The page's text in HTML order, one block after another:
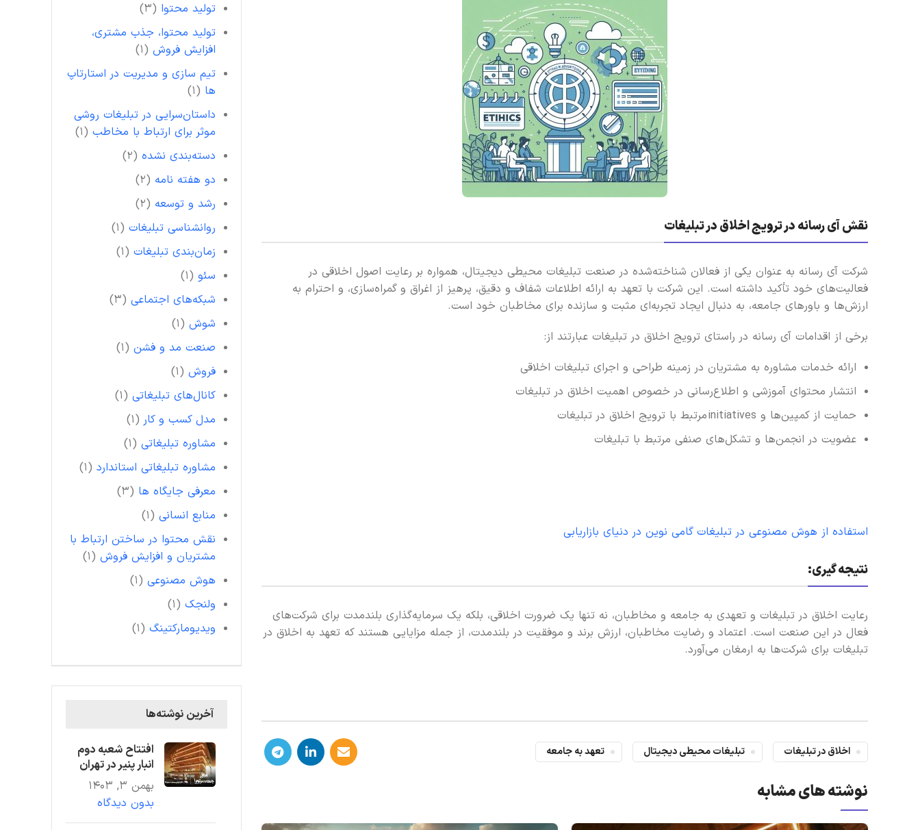
نقش آی رسانه در ترویج اخلاق در تبلیغات
شرکت آی رسانه به عنوان یکی از فعالان شناخته‌شده در صنعت تبلیغات محیطی دیجیتال، همواره بر رعایت اصول اخلاقی در
فعالیت‌های خود تأکید داشته است. این شرکت با تعهد به ارائه اطلاعات شفاف و دقیق، پرهیز از اغراق و گمراه‌سازی، و احترام به
ارزش‌ها و باورهای جامعه، به دنبال ایجاد تجربه‌ای مثبت و سازنده برای مخاطبان خود است.
برخی از اقدامات آی رسانه در راستای ترویج اخلاق در تبلیغات عبارتند از:
ارائه خدمات مشاوره به مشتریان در زمینه طراحی و اجرای تبلیغات اخلاقی
انتشار محتوای آموزشی و اطلاع‌رسانی در خصوص اهمیت اخلاق در تبلیغات
حمایت از کمپین‌ها و initiatives مرتبط با ترویج اخلاق در تبلیغات
عضویت در انجمن‌ها و تشکل‌های صنفی مرتبط با تبلیغات
استفاده از هوش مصنوعی در تبلیغات گامی نوین در دنیای بازاریابی
نتیجه گیری:
رعایت اخلاق در تبلیغات و تعهدی به جامعه و مخاطبان، نه تنها یک ضرورت اخلاقی، بلکه یک سرمایه‌گذاری بلندمدت برای شرکت‌های
فعال در این صنعت است. اعتماد و رضایت مخاطبان، ارزش برند و موفقیت در بلندمدت، از جمله مزایایی هستند که تعهد به اخلاق در
تبلیغات برای شرکت‌ها به ارمغان می‌آورد.
اخلاق در تبلیغات تبلیغات محیطی دیجیتال تعهد به جامعه
نوشته های مشابه
تولید محتوا (۳)
تولید محتوا، جذب مشتری،
افزایش فروش (۱)
تیم سازی و مدیریت در استارتاپ
ها (۱)
داستان‌سرایی در تبلیغات روشی
موثر برای ارتباط با مخاطب (۱)
دسته‌بندی نشده (۲)
دو هفته نامه (۲)
رشد و توسعه (۲)
روانشناسی تبلیغات (۱)
زمان‌بندی تبلیغات (۱)
سئو (۱)
شبکه‌های اجتماعی (۳)
شوش (۱)
صنعت مد و فشن (۱)
فروش (۱)
کانال‌های تبلیغاتی (۱)
مدل کسب و کار (۱)
مشاوره تبلیغاتی (۱)
مشاوره تبلیغاتی استاندارد (۱)
معرفی جایگاه ها (۳)
منابع انسانی (۱)
نقش محتوا در ساختن ارتباط با
مشتریان و افزایش فروش (۱)
هوش مصنوعی (۱)
ولنجک (۱)
ویدیومارکتینگ (۱)
آخرین نوشته‌ها
افتتاح شعبه دوم
انبار پنیر در تهران
بهمن ۳, ۱۴۰۳
بدون دیدگاه